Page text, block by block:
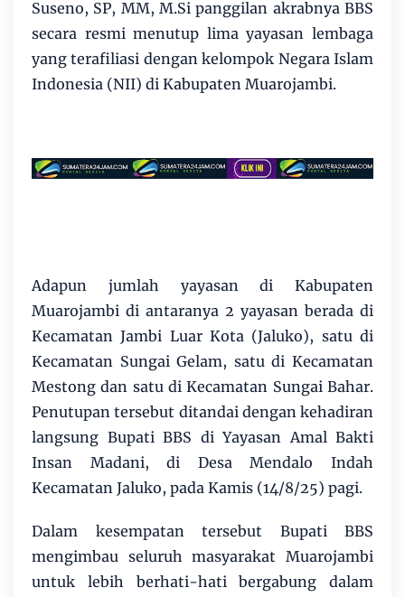
Suseno, SP, MM, M.Si panggilan akrabnya BBS
secara resmi menutup lima yayasan lembaga
yang terafiliasi dengan kelompok Negara Islam
Indonesia (NII) di Kabupaten Muarojambi.
Adapun jumlah yayasan di Kabupaten
Muarojambi di antaranya 2 yayasan berada di
Kecamatan Jambi Luar Kota (Jaluko), satu di
Kecamatan Sungai Gelam, satu di Kecamatan
Mestong dan satu di Kecamatan Sungai Bahar.
Penutupan tersebut ditandai dengan kehadiran
langsung Bupati BBS di Yayasan Amal Bakti
Insan Madani, di Desa Mendalo Indah
Kecamatan Jaluko, pada Kamis (14/8/25) pagi.
Dalam kesempatan tersebut Bupati BBS
mengimbau seluruh masyarakat Muarojambi
untuk lebih berhati-hati bergabung dalam